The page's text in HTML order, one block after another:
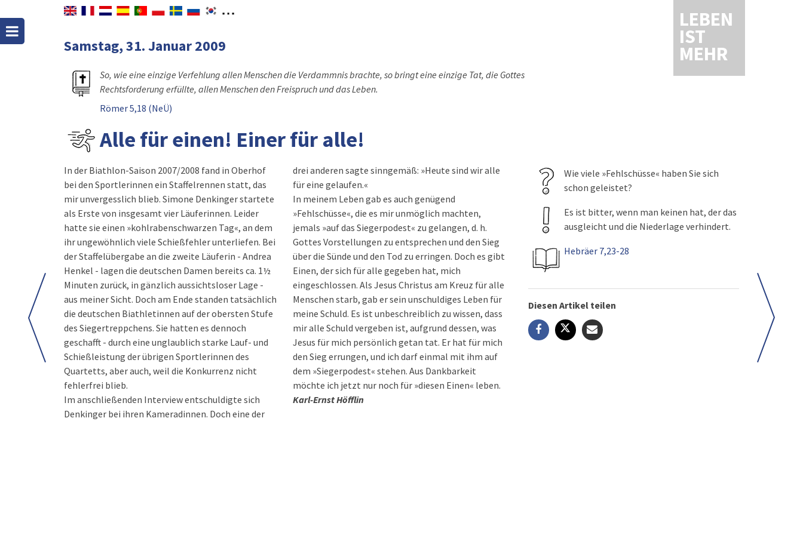
LEBEN
IST
MEHR
Samstag, 31. Januar 2009
So, wie eine einzige Verfehlung allen Menschen die Verdammnis brachte, so bringt eine einzige Tat, die Gottes
Rechtsforderung erfüllte, allen Menschen den Freispruch und das Leben.
Römer 5,18 (NeÜ)
Alle für einen! Einer für alle!
In der Biathlon-Saison 2007/2008 fand in Oberhof
bei den Sportlerinnen ein Staffelrennen statt, das
mir unvergesslich blieb. Simone Denkinger startete
als Erste von insgesamt vier Läuferinnen. Leider
hatte sie einen »kohlrabenschwarzen Tag«, an dem
ihr ungewöhnlich viele Schießfehler unterliefen. Bei
der Staffelübergabe an die zweite Läuferin - Andrea
Henkel - lagen die deutschen Damen bereits ca. 1½
Minuten zurück, in gänzlich aussichtsloser Lage -
aus meiner Sicht. Doch am Ende standen tatsächlich
die deutschen Biathletinnen auf der obersten Stufe
des Siegertreppchens. Sie hatten es dennoch
geschafft - durch eine unglaublich starke Lauf- und
Schießleistung der übrigen Sportlerinnen des
Quartetts, aber auch, weil die Konkurrenz nicht
fehlerfrei blieb.
Im anschließenden Interview entschuldigte sich
Denkinger bei ihren Kameradinnen. Doch eine der
drei anderen sagte sinngemäß: »Heute sind wir alle
für eine gelaufen.«
In meinem Leben gab es auch genügend
»Fehlschüsse«, die es mir unmöglich machten,
jemals »auf das Siegerpodest« zu gelangen, d. h.
Gottes Vorstellungen zu entsprechen und den Sieg
über die Sünde und den Tod zu erringen. Doch es gibt
Einen, der sich für alle gegeben hat, mich
eingeschlossen. Als Jesus Christus am Kreuz für alle
Menschen starb, gab er sein unschuldiges Leben für
meine Schuld. Es ist unbeschreiblich zu wissen, dass
mir alle Schuld vergeben ist, aufgrund dessen, was
Jesus für mich persönlich getan tat. Er hat für mich
den Sieg errungen, und ich darf einmal mit ihm auf
dem »Siegerpodest« stehen. Aus Dankbarkeit
möchte ich jetzt nur noch für »diesen Einen« leben.
Karl-Ernst Höfflin
Wie viele »Fehlschüsse« haben Sie sich
schon geleistet?
Es ist bitter, wenn man keinen hat, der das
ausgleicht und die Niederlage verhindert.
Hebräer 7,23-28
Diesen Artikel teilen